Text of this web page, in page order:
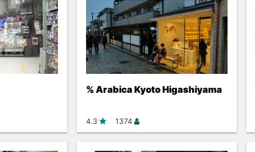
% Arabica Kyoto Higashiyama
4.3 1374